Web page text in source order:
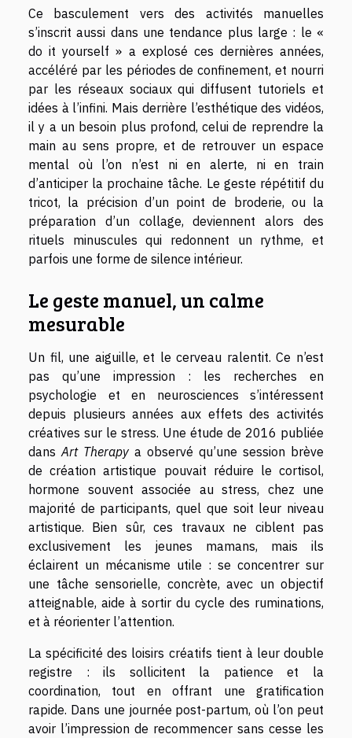
Ce basculement vers des activités manuelles
s’inscrit aussi dans une tendance plus large : le «
do it yourself » a explosé ces dernières années,
accéléré par les périodes de confinement, et nourri
par les réseaux sociaux qui diffusent tutoriels et
idées à l’infini. Mais derrière l’esthétique des vidéos,
il y a un besoin plus profond, celui de reprendre la
main au sens propre, et de retrouver un espace
mental où l’on n’est ni en alerte, ni en train
d’anticiper la prochaine tâche. Le geste répétitif du
tricot, la précision d’un point de broderie, ou la
préparation d’un collage, deviennent alors des
rituels minuscules qui redonnent un rythme, et
parfois une forme de silence intérieur.
Le geste manuel, un calme
mesurable
Un fil, une aiguille, et le cerveau ralentit. Ce n’est
pas qu’une impression : les recherches en
psychologie et en neurosciences s’intéressent
depuis plusieurs années aux effets des activités
créatives sur le stress. Une étude de 2016 publiée
dansArt Therapy a observé qu’une session brève
de création artistique pouvait réduire le cortisol,
hormone souvent associée au stress, chez une
majorité de participants, quel que soit leur niveau
artistique. Bien sûr, ces travaux ne ciblent pas
exclusivement les jeunes mamans, mais ils
éclairent un mécanisme utile : se concentrer sur
une tâche sensorielle, concrète, avec un objectif
atteignable, aide à sortir du cycle des ruminations,
et à réorienter l’attention.
La spécificité des loisirs créatifs tient à leur double
registre : ils sollicitent la patience et la
coordination, tout en offrant une gratification
rapide. Dans une journée post-partum, où l’on peut
avoir l’impression de recommencer sans cesse les